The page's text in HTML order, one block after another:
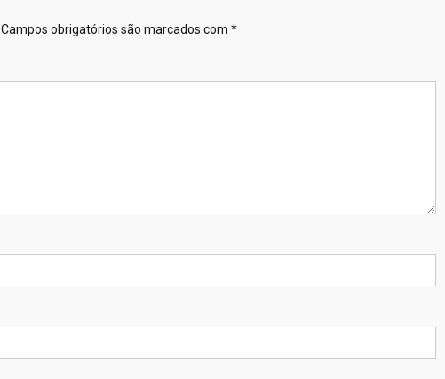
Campos obrigatórios são marcados com *